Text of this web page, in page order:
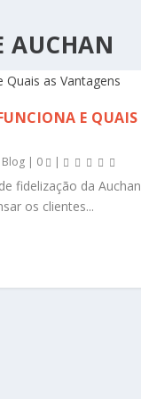
AUCHAN
E QUAIS
Blog | 0 |
fidelização da Auchan
os clientes...